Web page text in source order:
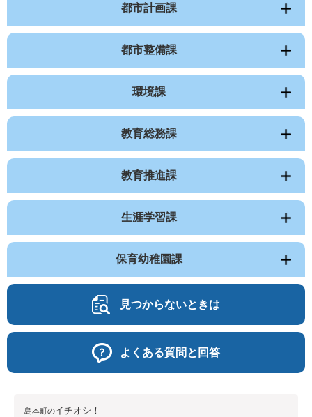
都市計画課
都市整備課
環境課
教育総務課
教育推進課
生涯学習課
保育幼稚園課
見つからないときは
よくある質問と回答
島本町のイチオシ！